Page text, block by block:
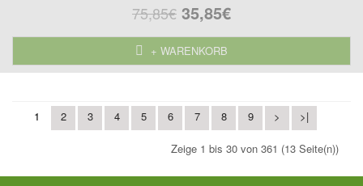
75,85€ 35,85€
+ WARENKORB
1 2 3 4 5 6 7 8 9 > >|
Zeige 1 bis 30 von 361 (13 Seite(n))